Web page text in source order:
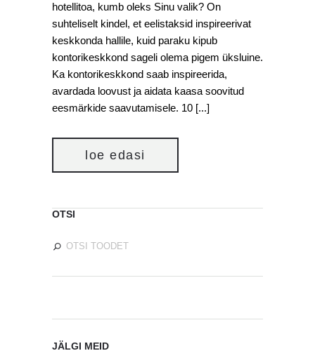
hotellitoa, kumb oleks Sinu valik? On
suhteliselt kindel, et eelistaksid inspireerivat
keskkonda hallile, kuid paraku kipub
kontorikeskkond sageli olema pigem üksluine.
Ka kontorikeskkond saab inspireerida,
avardada loovust ja aidata kaasa soovitud
eesmärkide saavutamisele. 10 [...]
loe edasi
OTSI
JÄLGI MEID